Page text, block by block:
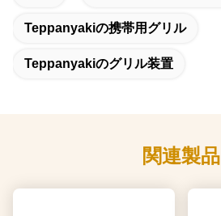
Teppanyakiの携帯用グリル
Teppanyakiのグリル装置
関連製品